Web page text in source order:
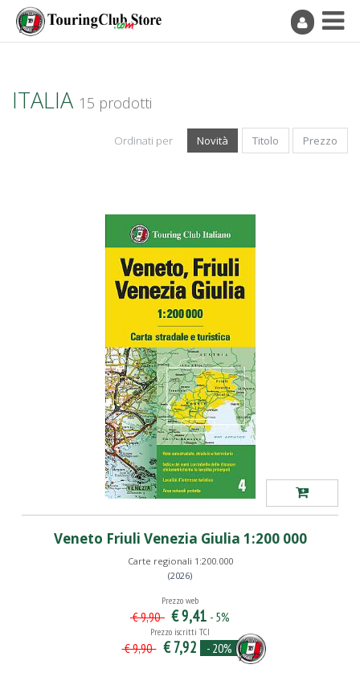
ITALIA 15 prodotti
Ordinati per Novità Titolo Prezzo
Veneto Friuli Venezia Giulia 1:200 000
Carte regionali 1:200.000
(2026)
Prezzo web
€ 9,90 € 9,41 - 5%
Prezzo iscritti TCI
€ 9,90 € 7,92 - 20%